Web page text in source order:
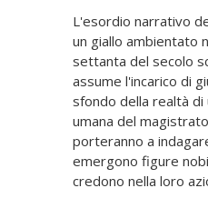
L'esordio narrativo
un giallo ambientato
settanta del secolo
assume l'incarico di
sfondo della realtà di
umana del
porteranno a
emergono figure
credono nella loro
criminali (che
potere con il più
Dai fascicoli di cui il
aggrovigliati come
svolgono e
scaltro e pericoloso
sua carriera questa
rivedere con